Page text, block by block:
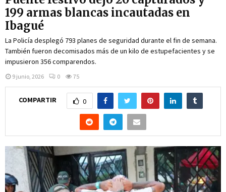
199 armas blancas incautadas en
Ibagué
La Policía desplegó 793 planes de seguridad durante el fin de semana.
También fueron decomisados más de un kilo de estupefacientes y se
impusieron 356 comparendos.
9 junio, 2026 0 75
COMPARTIR 0